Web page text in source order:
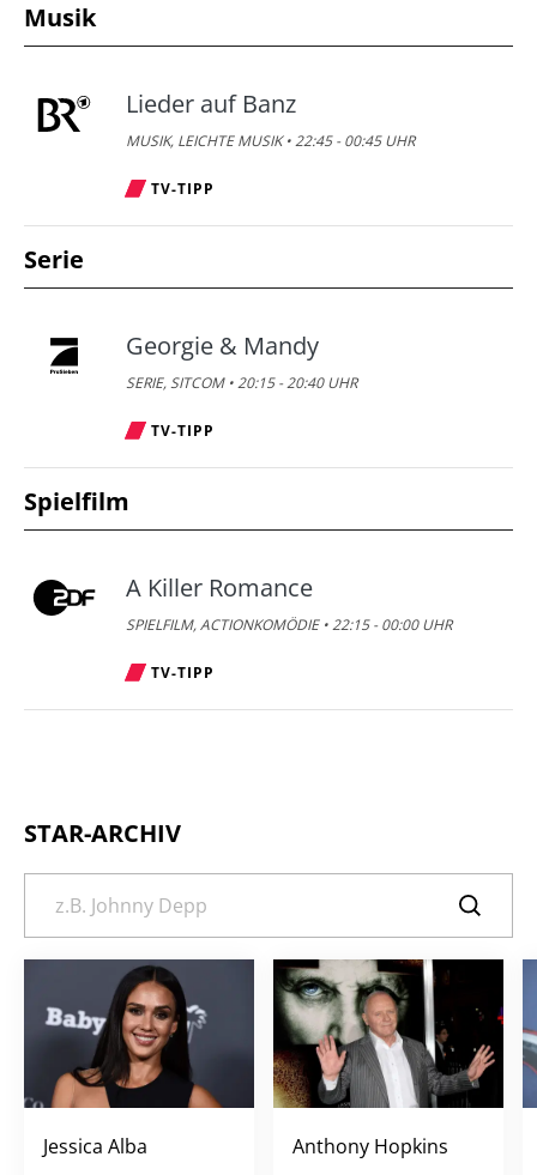
Musik
Lieder auf Banz
MUSIK, LEICHTE MUSIK • 22:45 - 00:45 UHR
TV-TIPP
Serie
Georgie & Mandy
SERIE, SITCOM • 20:15 - 20:40 UHR
TV-TIPP
Spielfilm
A Killer Romance
SPIELFILM, ACTIONKOMÖDIE • 22:15 - 00:00 UHR
TV-TIPP
STAR-ARCHIV
Jessica Alba Anthony Hopkins